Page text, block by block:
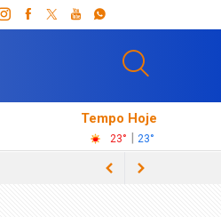
Tempo Hoje
23° 23°